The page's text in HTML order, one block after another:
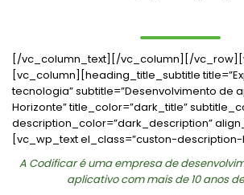
[/vc_column_text][/vc_column][/
[vc_column][heading_title_subtitle
tecnologia” subtitle=”Desenvolvimento de
Horizonte” title_color=”dark_title”
description_color=”dark_description”
[vc_wp_text el_class=”custon-description-
A Codificar é uma empresa de
aplicativo com mais de 10 anos